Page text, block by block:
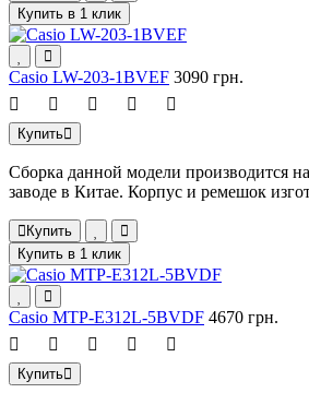
Купить в 1 клик
Casio LW-203-1BVEF 3090 грн.
Купить
Сборка данной модели производится
заводе в Китае. Корпус и ремешок
Купить
Купить в 1 клик
Casio MTP-E312L-5BVDF 4670 грн.
Купить